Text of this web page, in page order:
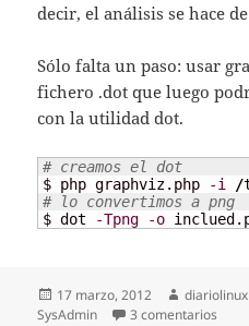
decir, el análisis se hace
Sólo falta un paso: usar
fichero .dot que luego
con la utilidad dot.
# creamos el dot
$ php graphviz.php -i /
# lo convertimos a png
$ dot -Tpng -o
Publicado
el
17 marzo, 2012 Autor
diariolinux
SysAdmin
3 comentarios